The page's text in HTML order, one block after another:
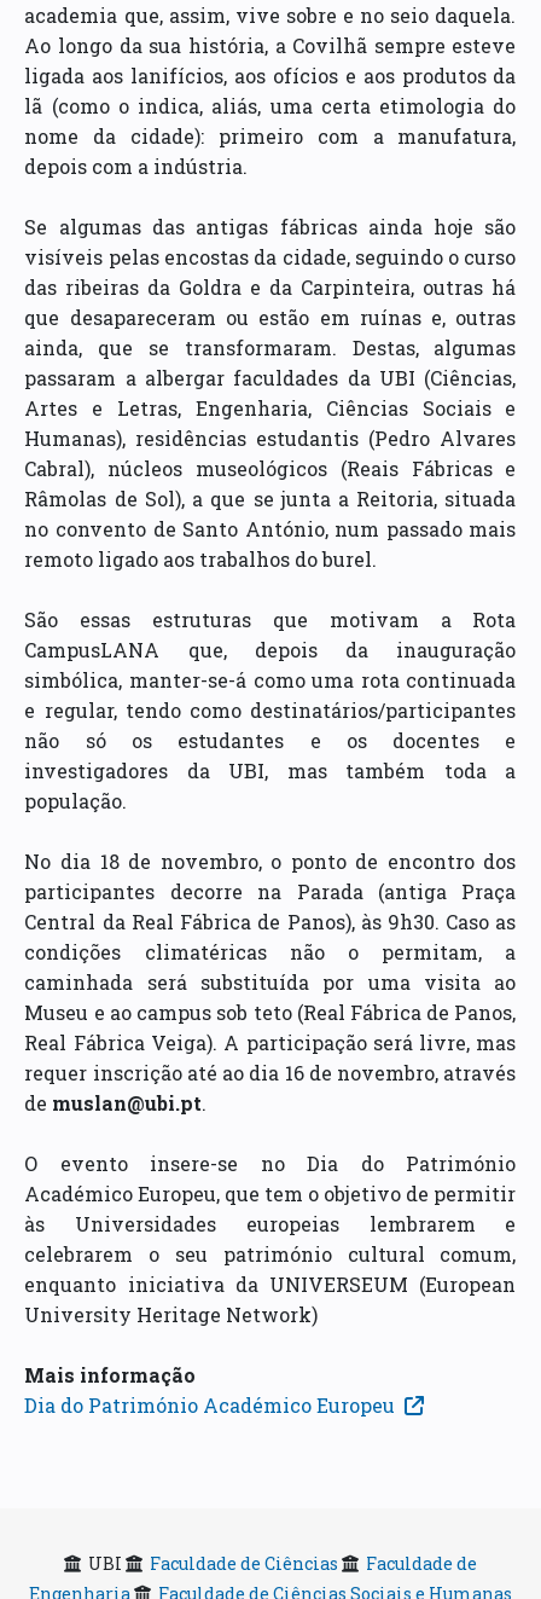
academia que, assim, vive sobre e no seio daquela.
Ao longo da sua história, a Covilhã sempre esteve
ligada aos lanifícios, aos ofícios e aos produtos da
lã (como o indica, aliás, uma certa etimologia do
nome da cidade): primeiro com a manufatura,
depois com a indústria.
Se algumas das antigas fábricas ainda hoje são
visíveis pelas encostas da cidade, seguindo o curso
das ribeiras da Goldra e da Carpinteira, outras há
que desapareceram ou estão em ruínas e, outras
ainda, que se transformaram. Destas, algumas
passaram a albergar faculdades da UBI (Ciências,
Artes e Letras, Engenharia, Ciências Sociais e
Humanas), residências estudantis (Pedro Alvares
Cabral), núcleos museológicos (Reais Fábricas e
Râmolas de Sol), a que se junta a Reitoria, situada
no convento de Santo António, num passado mais
remoto ligado aos trabalhos do burel.
São essas estruturas que motivam a Rota
CampusLANA que, depois da inauguração
simbólica, manter-se-á como uma rota continuada
e regular, tendo como destinatários/participantes
não só os estudantes e os docentes e
investigadores da UBI, mas também toda a
população.
No dia 18 de novembro, o ponto de encontro dos
participantes decorre na Parada (antiga Praça
Central da Real Fábrica de Panos), às 9h30. Caso as
condições climatéricas não o permitam, a
caminhada será substituída por uma visita ao
Museu e ao campus sob teto (Real Fábrica de Panos,
Real Fábrica Veiga). A participação será livre, mas
requer inscrição até ao dia 16 de novembro, através
de muslan@ubi.pt.
O evento insere-se no Dia do Património
Académico Europeu, que tem o objetivo de permitir
às Universidades europeias lembrarem e
celebrarem o seu património cultural comum,
enquanto iniciativa da UNIVERSEUM (European
University Heritage Network)
Mais informação
Dia do Património Académico Europeu
UBI Faculdade de Ciências
Faculdade de
Engenharia
Faculdade de Ciências Sociais e Humanas